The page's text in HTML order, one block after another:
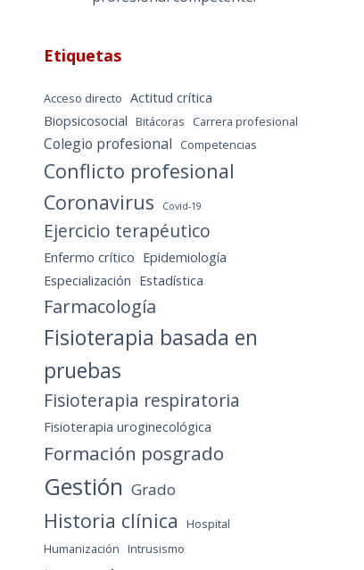
Etiquetas
Acceso directo Actitud crítica
Biopsicosocial Bitácoras Carrera profesional
Colegio profesional Competencias
Conflicto profesional
Coronavirus
Covid-19
Ejercicio terapéutico
Enfermo crítico Epidemiología
Especialización Estadística
Farmacología
Fisioterapia basada en
pruebas
Fisioterapia respiratoria
Fisioterapia uroginecológica
Formación posgrado
Gestión Grado
Historia clínica
Hospital
Humanización Intrusismo